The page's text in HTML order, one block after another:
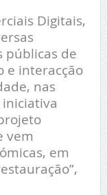
Digitais,
públicas de
e interacção
nas
vem
em